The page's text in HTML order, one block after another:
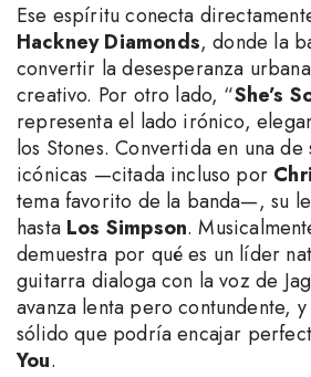
Ese espíritu conecta
Hackney Diamonds, donde la
convertir la desesperanza
creativo. Por otro lado, “She’s
representa el lado irónico,
los Stones. Convertida en una de
icónicas —citada incluso por
tema favorito de la banda—, su
hasta Los Simpson.
demuestra por qué es un líder
guitarra dialoga con la voz de
avanza lenta pero contundente,
sólido que podría encajar
You.